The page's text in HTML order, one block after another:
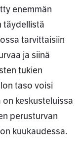
enemmän
täydellistä
tarvittaisiin
ja siinä
tukien
taso voisi
keskusteluissa
perusturvan
kuukaudessa.